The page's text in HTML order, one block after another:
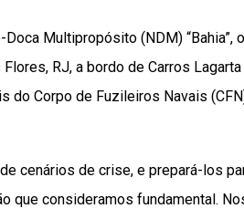
Multipropósito (NDM) “Bahia”,
RJ, a bordo de Carros
Corpo de Fuzileiros Navais
cenários de crise, e prepará-los
que consideramos fundamental.